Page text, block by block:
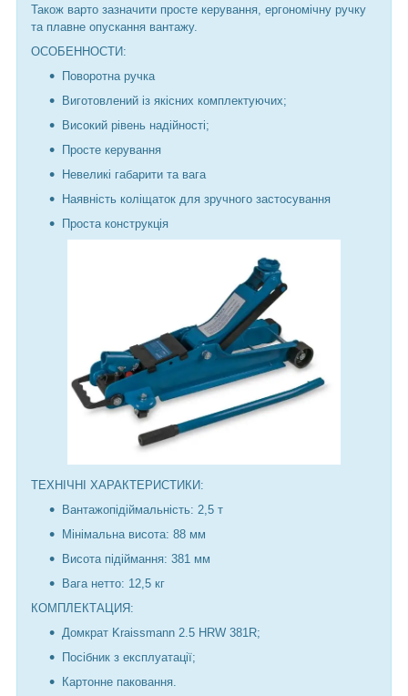
Також варто зазначити просте керування, ергономічну ручку
та плавне опускання вантажу.
ОСОБЕННОСТИ:
Поворотна ручка
Виготовлений із якісних комплектуючих;
Високий рівень надійності;
Просте керування
Невеликі габарити та вага
Наявність коліщаток для зручного застосування
Проста конструкція
ТЕХНІЧНІ ХАРАКТЕРИСТИКИ:
Вантажопідіймальність: 2,5 т
Мінімальна висота: 88 мм
Висота підіймання: 381 мм
Вага нетто: 12,5 кг
КОМПЛЕКТАЦИЯ:
Домкрат Kraissmann 2.5 HRW 381R;
Посібник з експлуатації;
Картонне паковання.